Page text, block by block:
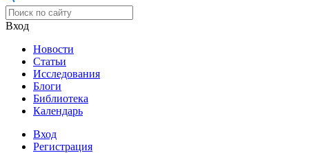
Вход
Новости
Статьи
Исследования
Блоги
Библиотека
Календарь
Вход
Регистрация